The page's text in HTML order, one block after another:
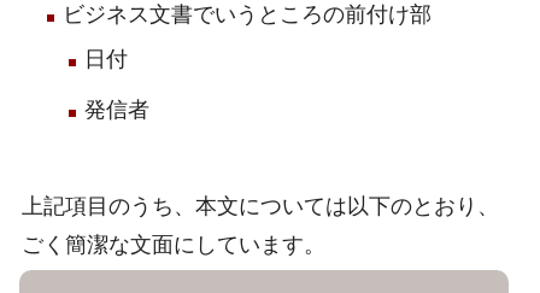
ビジネス文書でいうところの前付け部
日付
発信者
上記項目のうち、本文については以下のとおり、
ごく簡潔な文面にしています。